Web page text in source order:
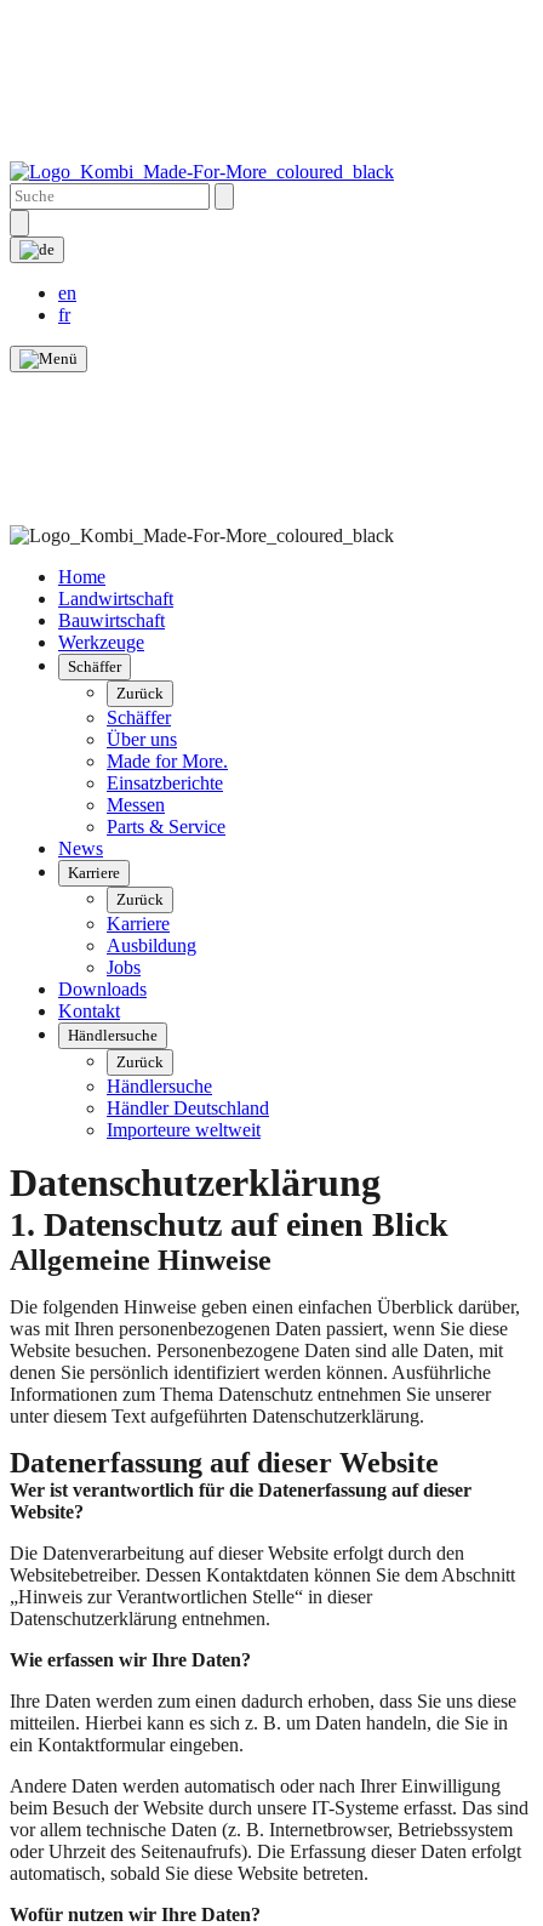
en
fr
Home
Landwirtschaft
Bauwirtschaft
Werkzeuge
Schäffer
Zurück
Schäffer
Über uns
Made for More.
Einsatzberichte
Messen
Parts & Service
News
Karriere
Zurück
Karriere
Ausbildung
Jobs
Downloads
Kontakt
Händlersuche
Zurück
Händlersuche
Händler Deutschland
Importeure weltweit
Datenschutz­erklärung
1. Datenschutz auf einen Blick
Allgemeine Hinweise
Die folgenden Hinweise geben einen einfachen Überblick darüber,
was mit Ihren personenbezogenen Daten passiert, wenn Sie diese
Website besuchen. Personenbezogene Daten sind alle Daten, mit
denen Sie persönlich identifiziert werden können. Ausführliche
Informationen zum Thema Datenschutz entnehmen Sie unserer
unter diesem Text aufgeführten Datenschutzerklärung.
Datenerfassung auf dieser Website
Wer ist verantwortlich für die Datenerfassung auf dieser
Website?
Die Datenverarbeitung auf dieser Website erfolgt durch den
Websitebetreiber. Dessen Kontaktdaten können Sie dem Abschnitt
„Hinweis zur Verantwortlichen Stelle“ in dieser
Datenschutzerklärung entnehmen.
Wie erfassen wir Ihre Daten?
Ihre Daten werden zum einen dadurch erhoben, dass Sie uns diese
mitteilen. Hierbei kann es sich z. B. um Daten handeln, die Sie in
ein Kontaktformular eingeben.
Andere Daten werden automatisch oder nach Ihrer Einwilligung
beim Besuch der Website durch unsere IT-Systeme erfasst. Das sind
vor allem technische Daten (z. B. Internetbrowser, Betriebssystem
oder Uhrzeit des Seitenaufrufs). Die Erfassung dieser Daten erfolgt
automatisch, sobald Sie diese Website betreten.
Wofür nutzen wir Ihre Daten?